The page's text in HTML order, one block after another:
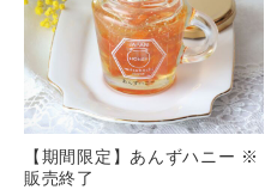
【期間限定】あんずハニー ※
販売終了